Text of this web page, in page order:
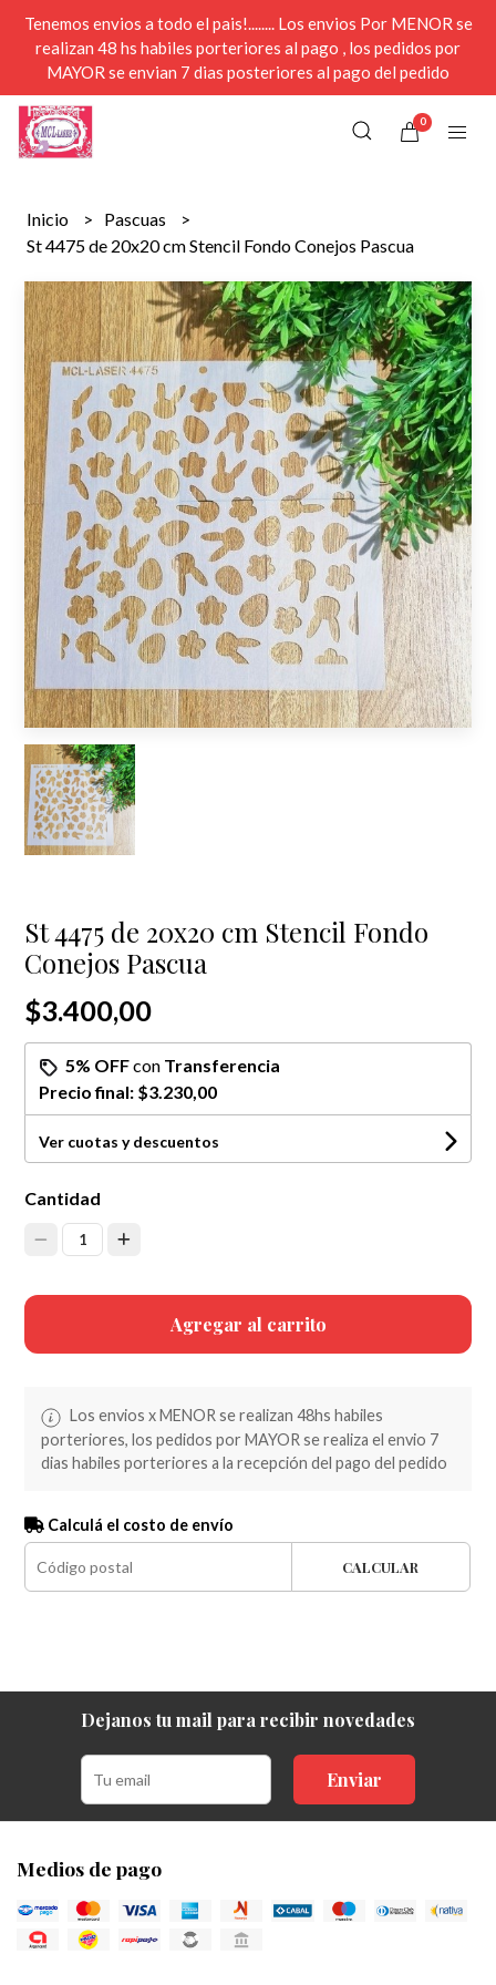
Tenemos envios a todo el pais!........ Los envios Por MENOR se
realizan 48 hs habiles porteriores al pago , los pedidos por
MAYOR se envian 7 dias posteriores al pago del pedido
0
Inicio
Pascuas
St 4475 de 20x20 cm Stencil Fondo Conejos Pascua
St 4475 de 20x20 cm Stencil Fondo
Conejos Pascua
$3.400,00
5% OFFcon Transferencia
Precio final: $3.230,00
Ver cuotas y descuentos
Cantidad
1
Agregar al carrito
Los envios x MENOR se realizan 48hs habiles
porteriores, los pedidos por MAYOR se realiza el envio 7
dias habiles porteriores a la recepción del pago del pedido
Calculá el costo de envío
CALCULAR
Dejanos tu mail para recibir novedades
Enviar
Medios de pago